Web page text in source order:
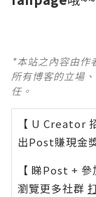
*本站之內容由作
所有博客的立場
任。
【 U Creator
出Post賺現金
【 睇Post + 參
瀏覽更多社群